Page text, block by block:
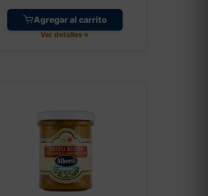
Agregar al carrito
Ver detalles→